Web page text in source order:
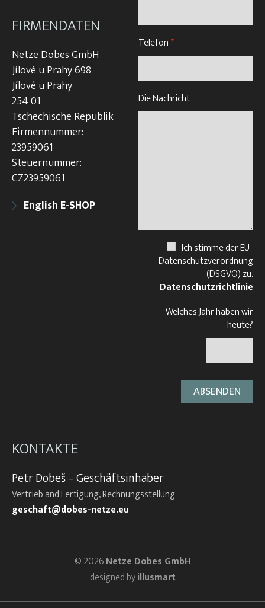
FIRMENDATEN
Netze Dobes GmbH
Jílové u Prahy 698
Jílové u Prahy
254 01
Tschechische Republik
Firmennummer:
23959061
Steuernummer:
CZ23959061
English E-SHOP
Telefon*
Die Nachricht
Ich stimme der EU-
Datenschutzverordnung
(DSGVO) zu.
Datenschutzrichtlinie
Welches Jahr haben wir
heute?
KONTAKTE
Petr Dobeš – Geschäftsinhaber
Vertrieb and Fertigung, Rechnungsstellung
geschaft@dobes-netze.eu
© 2026Netze Dobes GmbH
designed byillusmart